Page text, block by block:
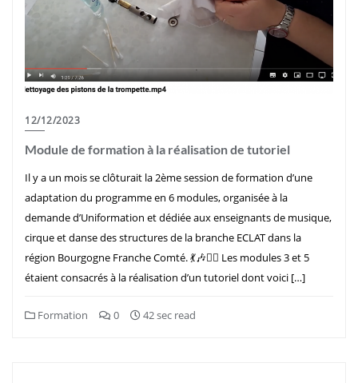
12/12/2023
Module de formation à la réalisation de tutoriel
Il y a un mois se clôturait la 2ème session de formation d’une
adaptation du programme en 6 modules, organisée à la
demande d’Uniformation et dédiée aux enseignants de musique,
cirque et danse des structures de la branche ECLAT dans la
région Bourgogne Franche Comté. 💃🎶🤹‍♀️ Les modules 3 et 5
étaient consacrés à la réalisation d’un tutoriel dont voici […]
Formation 0 42 sec read